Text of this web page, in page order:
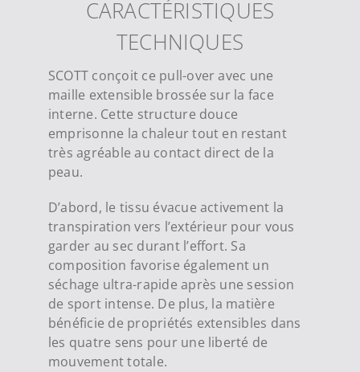
CARACTÉRISTIQUES
TECHNIQUES
SCOTT conçoit ce pull-over avec une
maille extensible brossée sur la face
interne. Cette structure douce
emprisonne la chaleur tout en restant
très agréable au contact direct de la
peau.
D’abord, le tissu évacue activement la
transpiration vers l’extérieur pour vous
garder au sec durant l’effort. Sa
composition favorise également un
séchage ultra-rapide après une session
de sport intense. De plus, la matière
bénéficie de propriétés extensibles dans
les quatre sens pour une liberté de
mouvement totale.